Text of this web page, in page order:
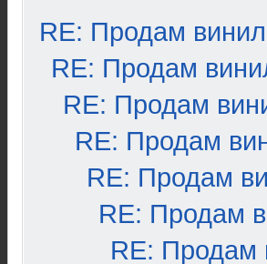
RE: Продам
RE: Продам
RE: Продам
RE: Продам
RE: Продам
RE: Продам
RE: Продам